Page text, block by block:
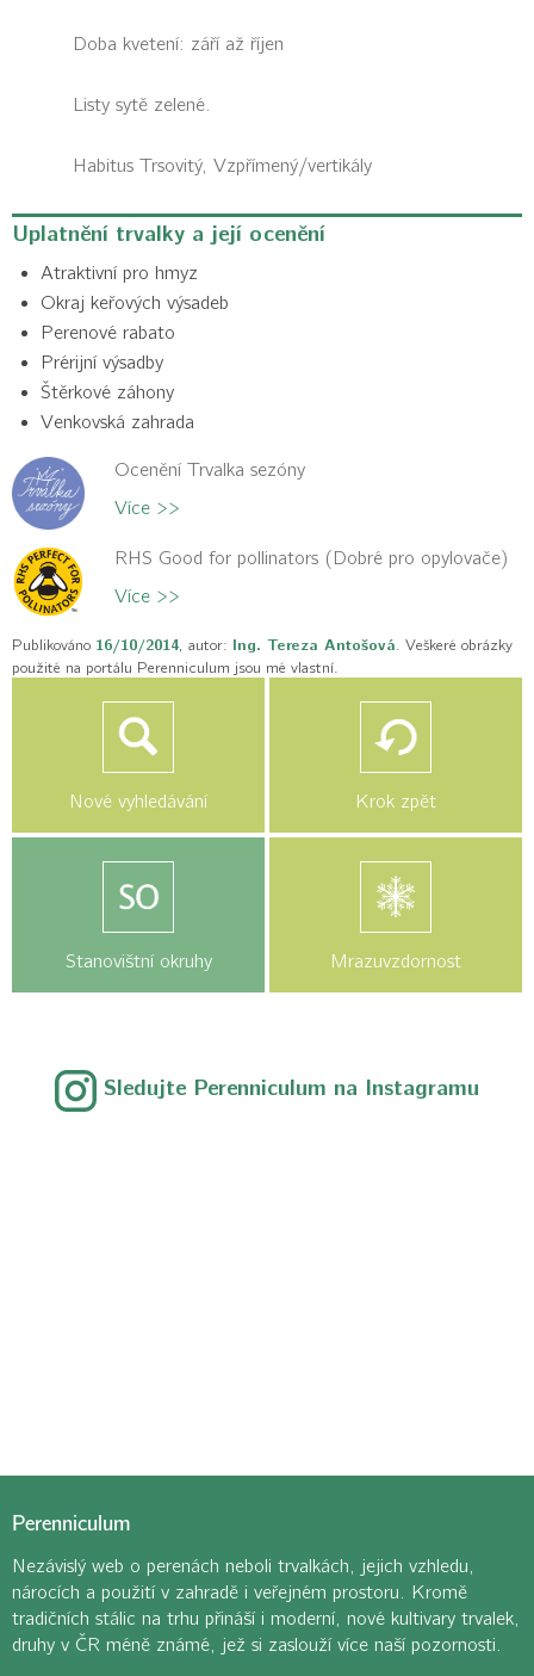
Doba kvetení: září až říjen
Listy sytě zelené.
Habitus Trsovitý, Vzpřímený/vertikály
Uplatnění trvalky a její ocenění
Atraktivní pro hmyz
Okraj keřových výsadeb
Perenové rabato
Prérijní výsadby
Štěrkové záhony
Venkovská zahrada
Ocenění Trvalka sezóny
Více >>
RHS Good for pollinators (Dobré pro opylovače)
Více >>
Publikováno 16/10/2014, autor: Ing. Tereza Antošová. Veškeré obrázky
použité na portálu Perenniculum jsou mé vlastní.
Nové vyhledávání Krok zpět
Stanovištní okruhy Mrazuvzdornost
Sledujte Perenniculum na Instagramu
Perenniculum
Nezávislý web o perenách neboli trvalkách, jejich vzhledu,
nárocích a použití v zahradě i veřejném prostoru. Kromě
tradičních stálic na trhu přináší i moderní, nové kultivary trvalek,
druhy v ČR méně známé, jež si zaslouží více naší pozornosti.